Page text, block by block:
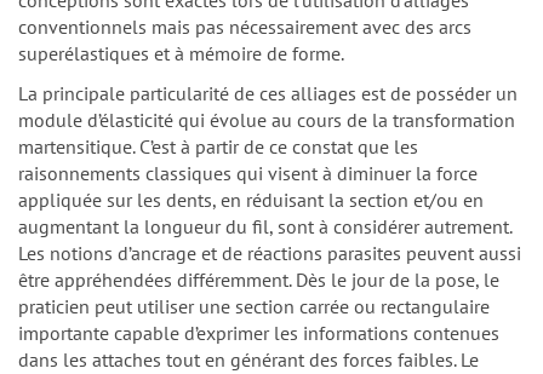
La principale particularité de ces alliages est de posséder un
module d’élasticité qui évolue au cours de la transformation
martensitique. C’est à partir de ce constat que les
raisonnements classiques qui visent à diminuer la force
appliquée sur les dents, en réduisant la section et/ou en
augmentant la longueur du fil, sont à considérer autrement.
Les notions d’ancrage et de réactions parasites peuvent aussi
être appréhendées différemment. Dès le jour de la pose, le
praticien peut utiliser une section carrée ou rectangulaire
importante capable d’exprimer les informations contenues
dans les attaches tout en générant des forces faibles. Le
contrôle du mouvement des racines dans les trois directions
de l’espace devient réalité dès les premières phases du
traitement orthodontique.